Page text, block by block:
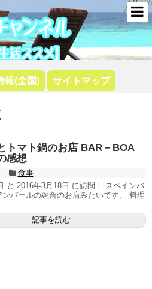
報(全国) サイトマップ
トマト鍋のお店 BAR－BOA
感想
食事
と 2016年3月18日 に訪問！ スペインバ
ンバールの融合のお店みたいです。 料理
記事を読む